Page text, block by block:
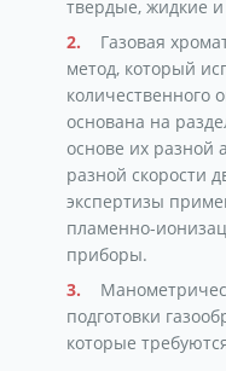
твердые, жидкие
Газовая
метод, который
количественного
основана на
основе их разной
разной скорости
экспертизы
пламенно-
приборы.
подготовки
которые